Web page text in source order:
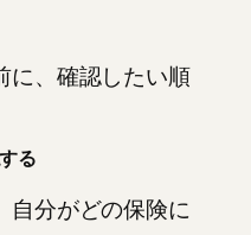
に、確認したい順
る
自分がどの保険に